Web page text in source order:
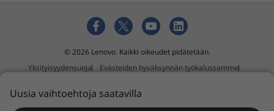
© 2026 Lenovo. Kaikki oikeudet pidätetään.
Yksityisyydensuoja
Evästeiden hyväksynnän työkalussamme
Orjuuden ja ihmiskaupan vastainen lausunto
Uusia vaihtoehtoja saatavilla